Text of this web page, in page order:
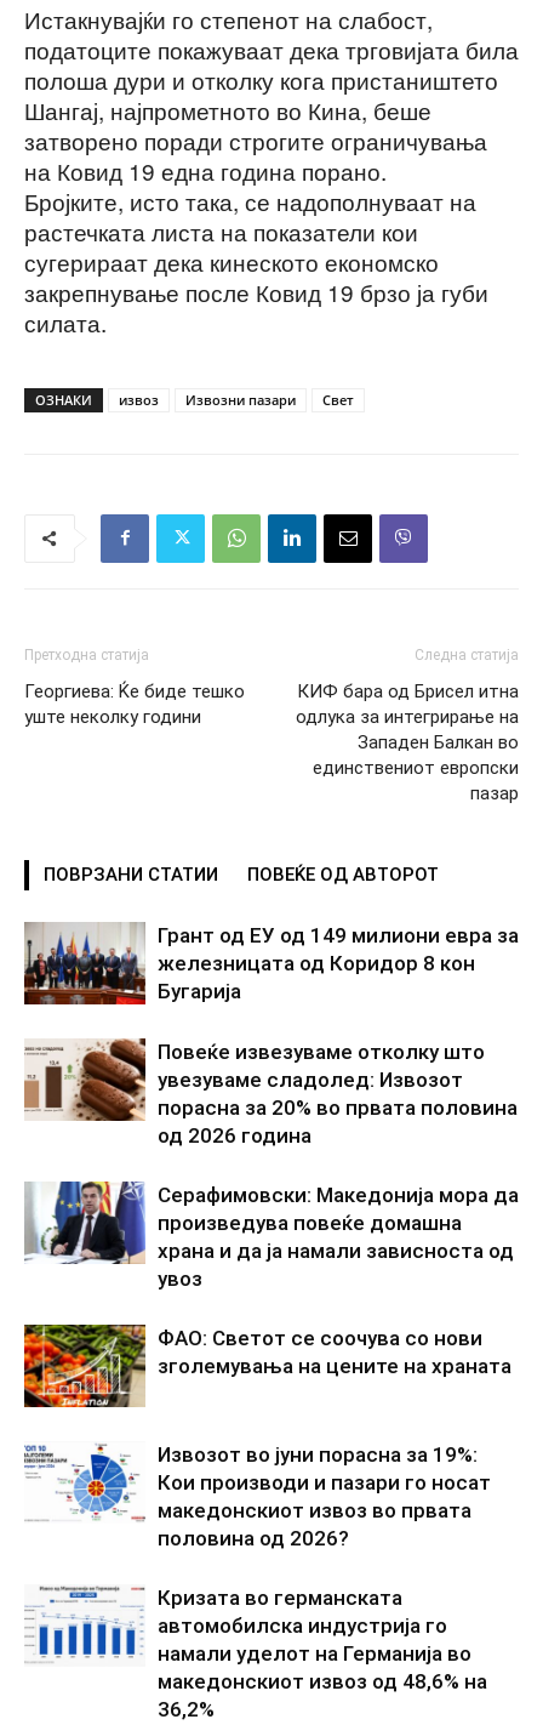
Истакнувајќи го степенот на слабост,
податоците покажуваат дека трговијата била
полоша дури и отколку кога пристаништето
Шангај, најпрометното во Кина, беше
затворено поради строгите ограничувања
на Ковид 19 една година порано.
Бројките, исто така, се надополнуваат на
растечката листа на показатели кои
сугерираат дека кинеското економско
закрепнување после Ковид 19 брзо ја губи
силата.
ОЗНАКИ извоз Извозни пазари Свет
Претходна статија
Георгиева: Ќе биде тешко
уште неколку години
Следна статија
КИФ бара од Брисел итна
одлука за интегрирање на
Западен Балкан во
единствениот европски
пазар
ПОВРЗАНИ СТАТИИ ПОВЕЌЕ ОД АВТОРОТ
Грант од ЕУ од 149 милиони евра за
железницата од Коридор 8 кон
Бугарија
Повеќе извезуваме отколку што
увезуваме сладолед: Извозот
порасна за 20% во првата половина
од 2026 година
Серафимовски: Македонија мора да
произведува повеќе домашна
храна и да ја намали зависноста од
увоз
ФАО: Светот се соочува со нови
зголемувања на цените на храната
Извозот во јуни порасна за 19%:
Кои производи и пазари го носат
македонскиот извоз во првата
половина од 2026?
Кризата во германската
автомобилска индустрија го
намали уделот на Германија во
македонскиот извоз од 48,6% на
36,2%